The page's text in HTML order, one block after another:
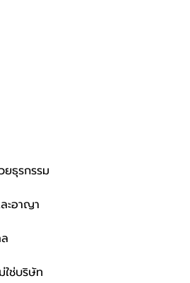
ธุรกรรม
ะอาญา
ช่บริษัท